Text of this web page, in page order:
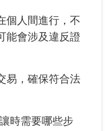
個人間進行，不
能會涉及違反證
易，確保符合法
時需要哪些步